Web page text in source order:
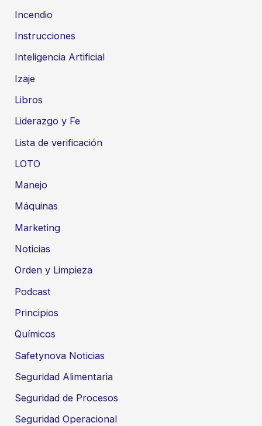
Incendio
Instrucciones
Inteligencia Artificial
Izaje
Libros
Liderazgo y Fe
Lista de verificación
LOTO
Manejo
Máquinas
Marketing
Noticias
Orden y Limpieza
Podcast
Principios
Químicos
Safetynova Noticias
Seguridad Alimentaria
Seguridad de Procesos
Seguridad Operacional